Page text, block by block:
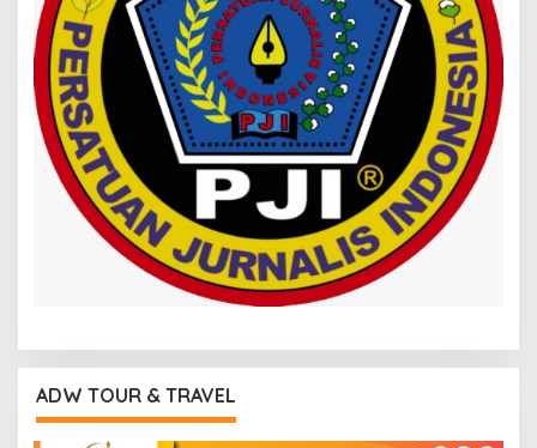
ADW TOUR & TRAVEL